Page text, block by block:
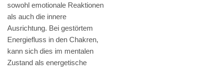
sowohl emotionale Reaktionen
als auch die innere
Ausrichtung. Bei gestörtem
Energiefluss in den Chakren,
kann sich dies im mentalen
Zustand als energetische